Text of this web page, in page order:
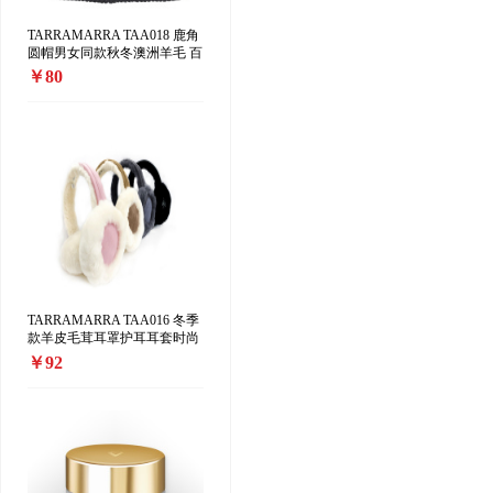
TARRAMARRA TAA018 鹿角
圆帽男女同款秋冬澳洲羊毛 百
搭加厚保暖 针织毛线帽
￥80
TARRAMARRA TAA016 冬季
款羊皮毛茸耳罩护耳耳套时尚
可爱保暖
￥92